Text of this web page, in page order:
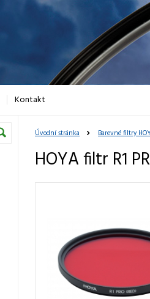
Úvodní stránka Barevné filtry
HOYA filtr R1
Kontakt